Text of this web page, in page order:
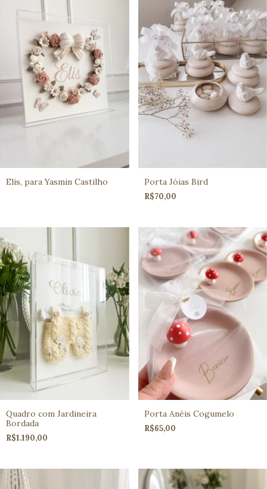
Elis, para Yasmin Castilho Porta Jóias Bird
R$70,00
Quadro com Jardineira
Bordada
R$1.190,00
Porta Anéis Cogumelo
R$65,00